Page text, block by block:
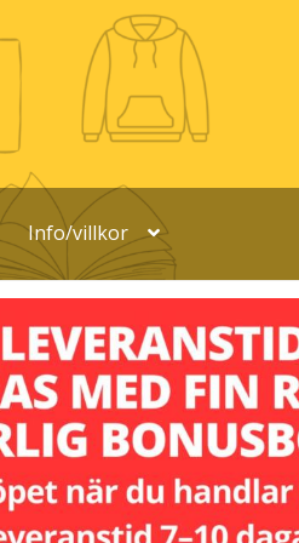
Info/villkor